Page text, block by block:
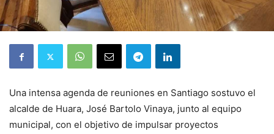
Una intensa agenda de reuniones en Santiago sostuvo el
alcalde de Huara, José Bartolo Vinaya, junto al equipo
municipal, con el objetivo de impulsar proyectos